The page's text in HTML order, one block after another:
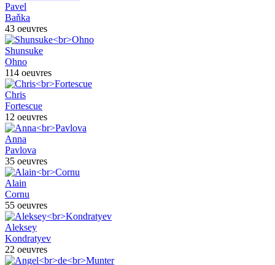
Pavel
Baňka
43 oeuvres
Shunsuke
Ohno
114 oeuvres
Chris
Fortescue
12 oeuvres
Anna
Pavlova
35 oeuvres
Alain
Cornu
55 oeuvres
Aleksey
Kondratyev
22 oeuvres